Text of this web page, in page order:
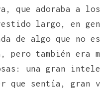
que adoraba a
largo, en
de algo que no
pero también era
una gran
que sentía, gran